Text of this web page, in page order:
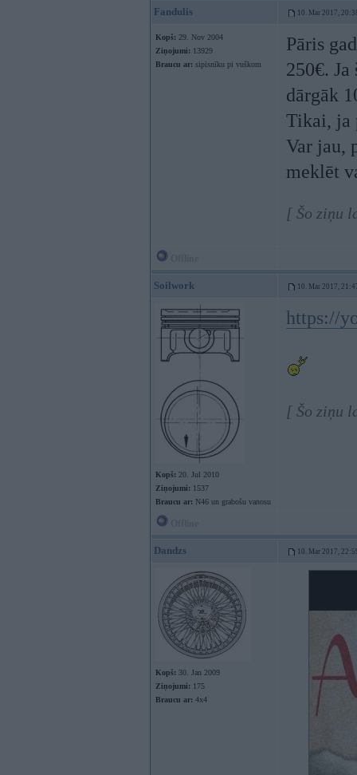
Fandulis 10. Mar 2017,
Kopš: 29. Nov 2004
Ziņojumi: 13929
Braucu ar: sipisnīku pi vuškom
Pāris
250€. Ja
dārgāk
Tikai, ja
Var jau,
meklēt
[ Šo ziņu
Soilwork 10. Mar 2017,
Kopš: 20. Jul 2010
Ziņojumi: 1537
Braucu ar: N46 un grabošu vanosu
https://
[ Šo ziņu
Dandzs 10. Mar 2017,
Kopš: 30. Jan 2009
Ziņojumi: 175
Braucu ar: 4x4